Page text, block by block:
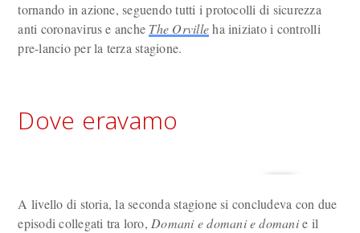
tornando in azione, seguendo tutti i protocolli di sicurezza
anti coronavirus e anche The Orvilleha iniziato i controlli
pre-lancio per la terza stagione.
Dove eravamo
A livello di storia, la seconda stagione si concludeva con due
episodi collegati tra loro, Domani e domani e domanie il